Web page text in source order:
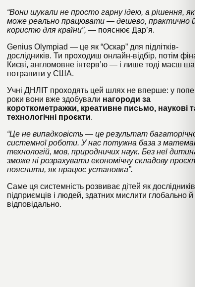
“Вони шукали не просто гарну ідею, а рішення, яке
може реально працювати — дешево, практично й з
користю для країни”, — пояснює Дар’я.
Genius Olympiad — це як “Оскар” для підлітків-
дослідників. Ти проходиш онлайн-відбір, потім фінал у
Києві, англомовне інтерв’ю — і лише тоді маєш шанс
потрапити у США.
Учні ДНЛІТ проходять цей шлях не вперше: у попередні
роки вони вже здобували нагороди за
короткометражки, креативне письмо, наукові та
технологічні проєкти.
“Це не випадковість — це результат багаторічної
системної роботи. У нас потужна база з математики,
технологій, мов, природничих наук. Без неї дитина не
зможе ні розрахувати економічну складову проєкту, ні
пояснити, як працює установка”.
Саме ця системність розвиває дітей як дослідників,
підприємців і людей, здатних мислити глобально й діяти
відповідально.